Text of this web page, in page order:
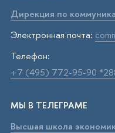
Дирекция по
Электронная почта:
Телефон:
+7 (495) 772-95-90
МЫ В ТЕЛЕГРАМЕ
Высшая школа